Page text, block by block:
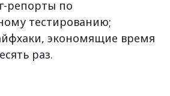
репорты по
тестированию;
экономящие время
раз.